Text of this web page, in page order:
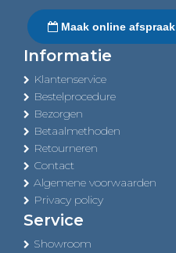
Maak online afspraak
Informatie
Klantenservice
Bestelprocedure
Bezorgen
Betaalmethoden
Retourneren
Contact
Algemene voorwaarden
Privacy policy
Service
Showroom